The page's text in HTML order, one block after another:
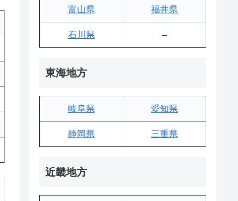
富山県 福井県
石川県 –
東海地方
岐阜県 愛知県
静岡県 三重県
近畿地方